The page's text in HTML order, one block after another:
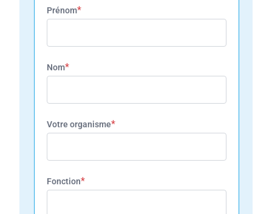
Prénom*
Nom*
Votre organisme*
Fonction*